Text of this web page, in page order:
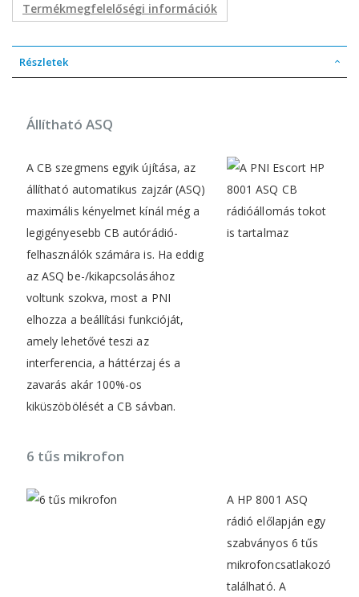
Termékmegfelelőségi információk
Részletek
Állítható ASQ
A CB szegmens egyik újítása, az
állítható automatikus zajzár (ASQ)
maximális kényelmet kínál még a
legigényesebb CB autórádió-
felhasználók számára is. Ha eddig
az ASQ be-/kikapcsolásához
voltunk szokva, most a PNI
elhozza a beállítási funkcióját,
amely lehetővé teszi az
interferencia, a háttérzaj és a
zavarás akár 100%-os
kiküszöbölését a CB sávban.
6 tűs mikrofon
A HP 8001 ASQ
rádió előlapján egy
szabványos 6 tűs
mikrofoncsatlakozó
található. A